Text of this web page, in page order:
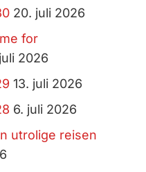
20. juli 2026
for
2026
13. juli 2026
6. juli 2026
utrolige reisen